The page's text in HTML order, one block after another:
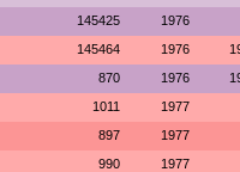
145425 1976
145464 1976
870 1976
1011 1977
897 1977
990 1977